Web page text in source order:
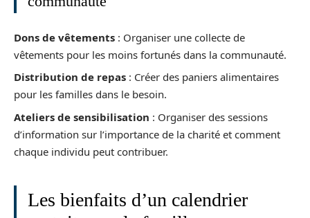
Dons de vêtements : Organiser une collecte de
vêtements pour les moins fortunés dans la communauté.
Distribution de repas : Créer des paniers alimentaires
pour les familles dans le besoin.
Ateliers de sensibilisation : Organiser des sessions
d’information sur l’importance de la charité et comment
chaque individu peut contribuer.
Les bienfaits d’un calendrier